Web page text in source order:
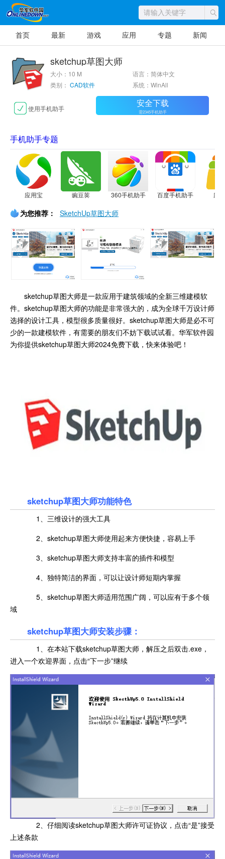
首页 最新 游戏 应用 专题 新闻
sketchup草图大师
大小：10 M
语言：简体中文
类别： CAD软件 系统：WinAll
使用手机助手 安全下载
需2345手机助手
手机助手专题
应用宝 豌豆荚 360手机助手 百度手机助手 应
为您推荐： SketchUp草图大师
sketchup草图大师是一款应用于建筑领域的全新三维建模软
件。sketchup草图大师的功能是非常强大的，成为全球千万设计师
选择的设计工具，模型很多质量很好。sketchup草图大师是必不可
少的一款建模软件，有需要的朋友们不妨下载试试看。华军软件园
为你提供sketchup草图大师2024免费下载，快来体验吧！
sketchup草图大师功能特色
1、三维设计的强大工具
2、sketchup草图大师使用起来方便快捷，容易上手
3、sketchup草图大师支持丰富的插件和模型
4、独特简洁的界面，可以让设计师短期内掌握
5、sketchup草图大师适用范围广阔，可以应有于多个领
域
sketchup草图大师安装步骤：
1、在本站下载sketchup草图大师，解压之后双击.exe，
进入一个欢迎界面，点击“下一步”继续
2、仔细阅读sketchup草图大师许可证协议，点击“是”接受
上述条款